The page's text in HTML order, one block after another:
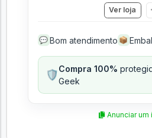
Ver loja
💬 Bom atendimento 📦
🛡️Compra 100%
Geek
Anunciar um